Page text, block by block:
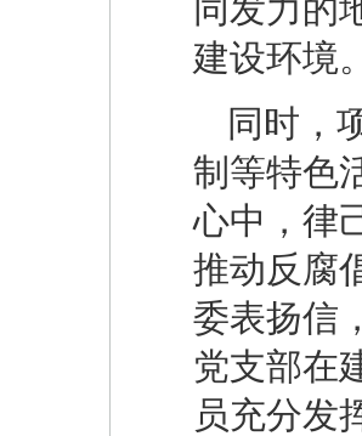
同发力的
建设环境。
同时，
制等特色
心中，律
推动反腐
委表扬信
党支部在
员充分发